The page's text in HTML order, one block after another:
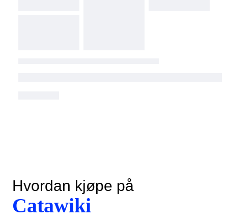
Hvordan kjøpe på
Catawiki